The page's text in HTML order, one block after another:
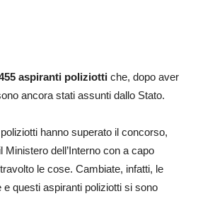
aspiranti poliziotti che, dopo aver
ancora stati assunti dallo Stato.
hanno superato il concorso,
Ministero dell’Interno con a capo
le cose. Cambiate, infatti, le
e questi aspiranti poliziotti si sono